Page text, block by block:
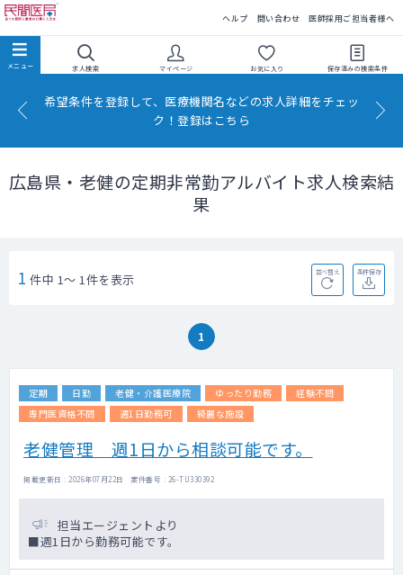
ヘルプ 問い合わせ 医師採用ご担当者様へ
求人検索 マイページ お気に入り 保存済みの検索条件
希望条件を登録して、医療機関名などの求人詳細をチェッ
ク！登録はこちら
広島県・老健の定期非常勤アルバイト求人検索結
果
1 件中 1～ 1件を表示 並べ替え 条件保存
1
定期 日勤 老健・介護医療院 ゆったり勤務
経験不問
専門医資格不問
週1日勤務可 綺麗な施設
老健管理 週1日から相談可能です。
掲載更新日 : 2026年07月22日 案件番号 : 26-TU330392
担当エージェントより
■週1日から勤務可能です。